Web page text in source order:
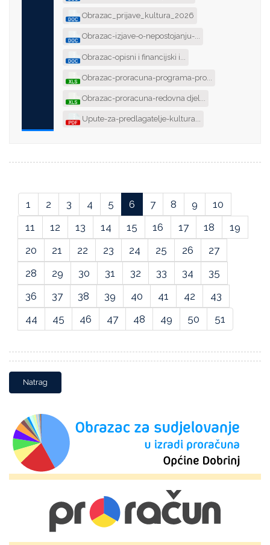
Obrazac_prijave_kultura_2026
Obrazac-izjave-o-nepostojanju-...
Obrazac-opisni i financijski i...
Obrazac-proracuna-programa-pro...
Obrazac-proracuna-redovna djel...
Upute-za-predlagatelje-kultura...
1 2 3 4 5 6 7 8 9
10
11
12 13 14 15 16 17 18
19
20
21 22 23 24 25 26
27
28
29 30 31 32 33 34
35
36
37 38 39 40 41 42
43
44
45 46 47 48 49 50 51
Natrag